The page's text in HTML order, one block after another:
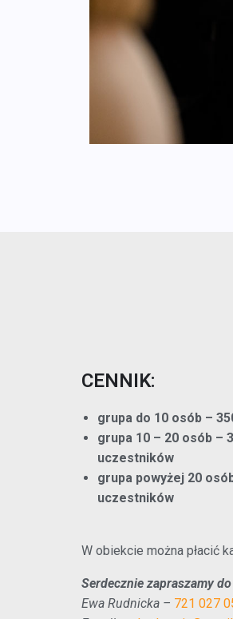
CENNIK:
grupa do 10 osób –
grupa 10 – 20 osób –
uczestników
grupa powyżej 20
uczestników
W obiekcie można płacić
Serdecznie zapraszamy
Ewa Rudnicka – 721 027